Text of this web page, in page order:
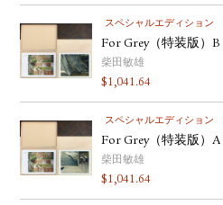
スペシャルエディション
For Grey（特装版）B
柴田敏雄
$1,041.64
スペシャルエディション
For Grey（特装版）A
柴田敏雄
$1,041.64